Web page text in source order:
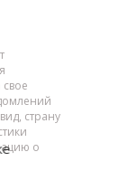
страну
о